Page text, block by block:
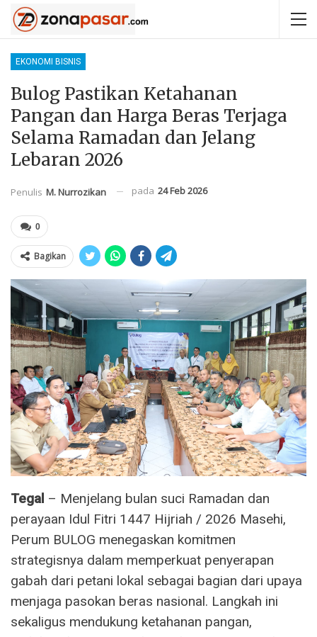
EKONOMI BISNIS
Bulog Pastikan Ketahanan
Pangan dan Harga Beras Terjaga
Selama Ramadan dan Jelang
Lebaran 2026
Penulis M. Nurrozikan pada 24 Feb 2026
0
Bagikan
Tegal – Menjelang bulan suci Ramadan dan
perayaan Idul Fitri 1447 Hijriah / 2026 Masehi,
Perum BULOG menegaskan komitmen
strategisnya dalam memperkuat penyerapan
gabah dari petani lokal sebagai bagian dari upaya
menjaga pasokan beras nasional. Langkah ini
sekaligus mendukung ketahanan pangan,